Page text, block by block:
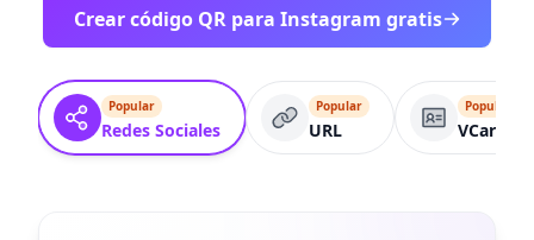
Crear código QR para Instagram gratis
Popular
Redes Sociales
Popular
URL
Popular
VCard